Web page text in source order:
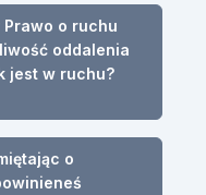
o ruchu
oddalenia
jest w ruchu?
o